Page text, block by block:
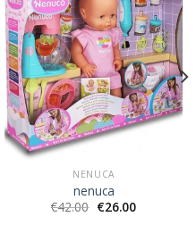
NENUCA
nenuca
€42.00 €26.00